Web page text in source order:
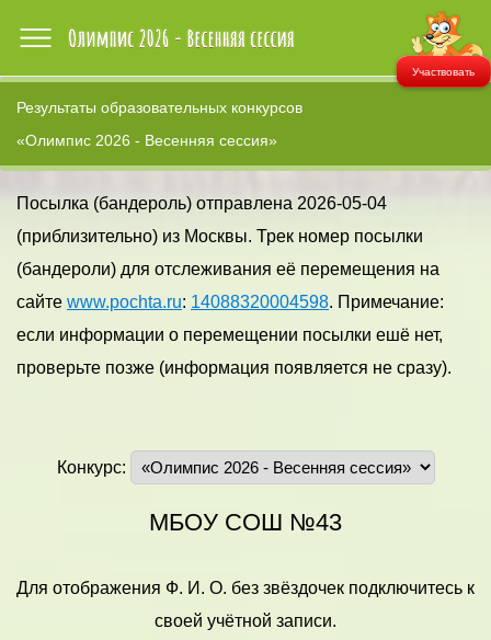
Участвовать
Результаты образовательных конкурсов
«Олимпис 2026 - Весенняя сессия»
Посылка (бандероль) отправлена 2026-05-04
(приблизительно) из Москвы. Трек номер посылки
(бандероли) для отслеживания её перемещения на
сайте www.pochta.ru: 14088320004598. Примечание:
если информации о перемещении посылки ешё нет,
проверьте позже (информация появляется не сразу).
Конкурс:
МБОУ СОШ №43
Для отображения Ф. И. О. без звёздочек подключитесь к
своей учётной записи.